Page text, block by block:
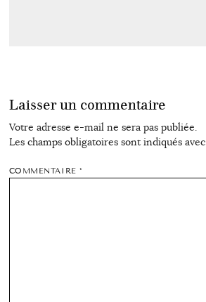
Laisser un commentaire
Votre adresse e-mail ne sera pas publiée.
Les champs obligatoires sont indiqués avec
COMMENTAIRE*